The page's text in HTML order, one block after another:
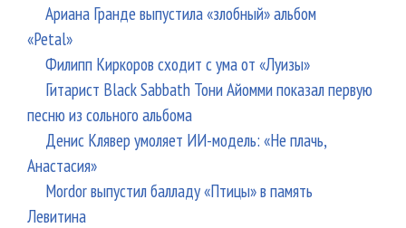
Ариана Гранде выпустила «злобный» альбом
«Petal»
Филипп Киркоров сходит с ума от «Луизы»
Гитарист Black Sabbath Тони Айомми показал первую
песню из сольного альбома
Денис Клявер умоляет ИИ-модель: «Не плачь,
Анастасия»
Mordor выпустил балладу «Птицы» в память
Левитина